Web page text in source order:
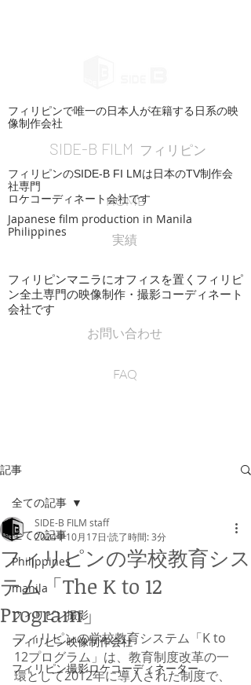
フィリピンで唯一の日本人が在籍する日系の映
像制作会社
SIDE-B FILM フィリピン
Japanese film production in Manila
Philippines
HOME
実績
フィリピンのSIDE-B FI LMは日本のTV制作会
社専門
ロケコーディネート会社です
フィリピンマニラにオフィスを置くフィリピ
ン全土専門の映像制作・撮影コーディネート
会社です
お問い合わせ
FAQ
記事
全ての記事
Philippines
manila
フィリピン撮影
フィリピン映像制作会社
フィリピン撮影ロケコーディネーター
全ての記事
フィリピンの学校教育シス
テム「The K to 12
Program」
SIDE-B FILM staff
2024年10月17日 読了時間: 3分
フィリピンの学校教育システム「K to
12プログラム」は、教育制度改革の一
環として2012年に導入された制度で、